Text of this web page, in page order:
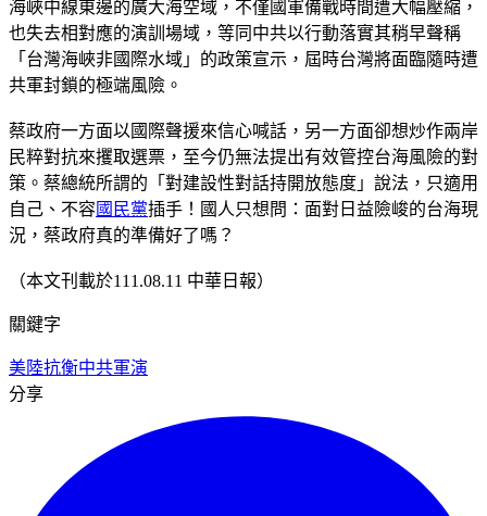
海峽中線東邊的廣大海空域，不僅國軍備戰時間遭大幅壓縮，
也失去相對應的演訓場域，等同中共以行動落實其稍早聲稱
「台灣海峽非國際水域」的政策宣示，屆時台灣將面臨隨時遭
共軍封鎖的極端風險。
蔡政府一方面以國際聲援來信心喊話，另一方面卻想炒作兩岸
民粹對抗來攫取選票，至今仍無法提出有效管控台海風險的對
策。蔡總統所謂的「對建設性對話持開放態度」說法，只適用
自己、不容國民黨插手！國人只想問：面對日益險峻的台海現
況，蔡政府真的準備好了嗎？
（本文刊載於111.08.11 中華日報）
關鍵字
美陸抗衡中共軍演
分享